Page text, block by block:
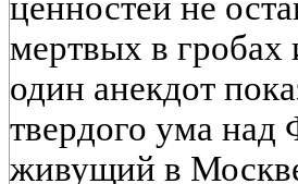
мертвых в
один анекдот
твердого ума
живущий в